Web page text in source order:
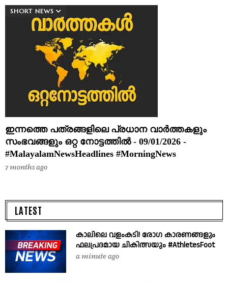
SHORT NEWS
ഇന്നത്തെ പത്രങ്ങളിലെ പ്രധാന വാർത്തകളും
സംഭവങ്ങളും ഒറ്റ നോട്ടത്തിൽ - 09/01/2026 -
#MalayalamNewsHeadlines #MorningNews
7 months ago
LATEST
കാലിലെ വളംകടി! രോഗ കാരണങ്ങളും
ഫലപ്രദമായ ചികിത്സയും #AthletesFoot
a minute ago